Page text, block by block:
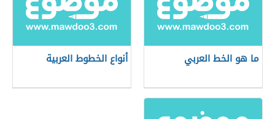
ما هو الخط العربي أنواع الخطوط العربية